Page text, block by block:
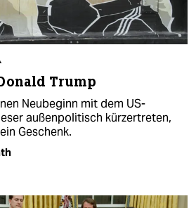
Trump
Neubeginn mit dem US-
außenpolitisch kürzertreten,
Geschenk.